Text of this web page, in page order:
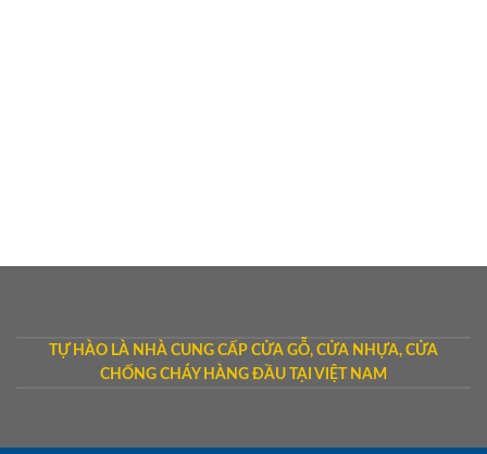
TỰ HÀO LÀ NHÀ CUNG CẤP CỬA GỖ, CỬA NHỰA, CỬA
CHỐNG CHÁY HÀNG ĐẦU TẠI VIỆT NAM